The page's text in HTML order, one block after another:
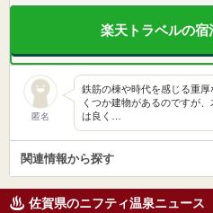
楽天トラベルの宿
匿名
鉄筋の棟や時代を感じる重
くつか建物があるのですが
は良く…
関連情報から探す
佐賀県のニフティ温泉ニュース